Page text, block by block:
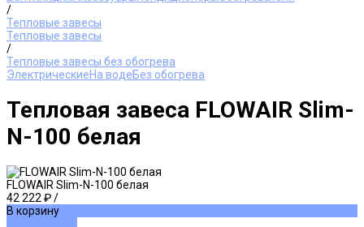
/
Тепловые завесы
Тепловые завесы
/
Тепловые завесы без обогрева
ЭлектрическиеНа водеБез обогрева
Тепловая завеса FLOWAIR Slim-
N-100 белая
FLOWAIR Slim-N-100 белая
42 222 ₽/
В корзину